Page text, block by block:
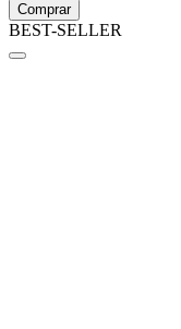
Comprar
BEST-SELLER